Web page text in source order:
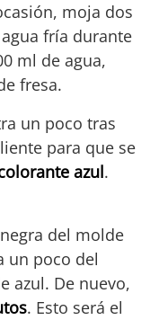
moja dos
fría durante
ml de agua,
fresa.
un poco tras
para que se
azul.
del molde
un poco del
azul. De nuevo,
. Esto será el